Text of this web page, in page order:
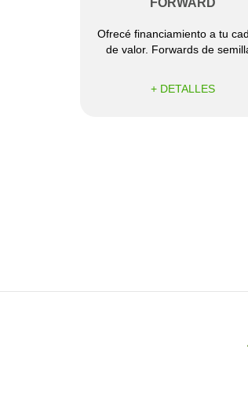
FORWARD
Ofrecé financiamiento a tu
de valor. Forwards de
+ DETALLES